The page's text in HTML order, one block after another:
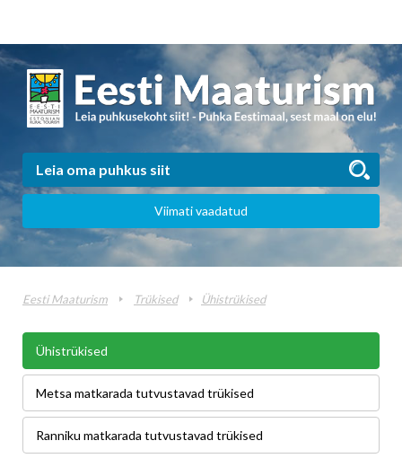
Viimati vaadatud
Eesti Maaturism Trükised Ühistrükised
Ühistrükised
Metsa matkarada tutvustavad trükised
Ranniku matkarada tutvustavad trükised